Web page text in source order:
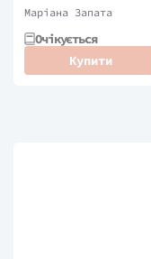
Маріана Запата
Очікується
Купити